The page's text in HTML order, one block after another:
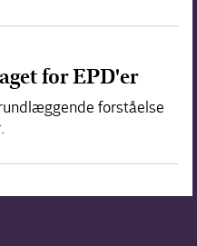
for EPD'er
forståelse